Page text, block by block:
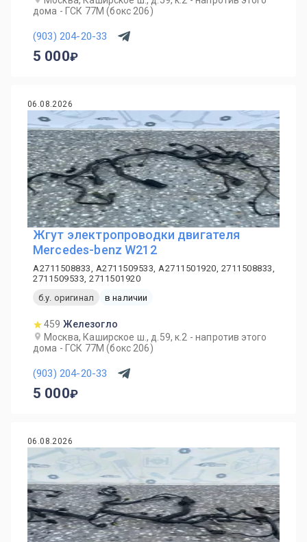
дома - ГСК 77М (бокс 206)
(903) 204-20-33
5 000
06.08.2026
Жгут электропроводки двигателя
Mercedes-benz W212
A2711508833, A2711509533, A2711501920, 2711508833,
2711509533, 2711501920
б.у. оригинал
в наличии
459 Железогло
Москва, Каширское ш., д.59, к.2 - напротив этого
дома - ГСК 77М (бокс 206)
(903) 204-20-33
5 000
06.08.2026